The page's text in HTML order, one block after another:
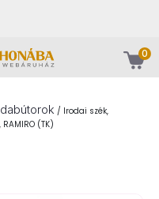
0
/ Irodai szék,
(TK)